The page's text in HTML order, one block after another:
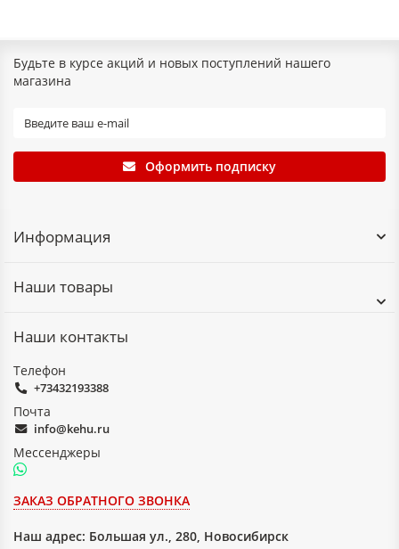
Будьте в курсе акций и новых поступлений нашего
магазина
Оформить подписку
Информация
Наши товары
Наши контакты
Телефон
+73432193388
Почта
info@kehu.ru
Мессенджеры
ЗАКАЗ ОБРАТНОГО ЗВОНКА
Наш адрес: Большая ул., 280, Новосибирск